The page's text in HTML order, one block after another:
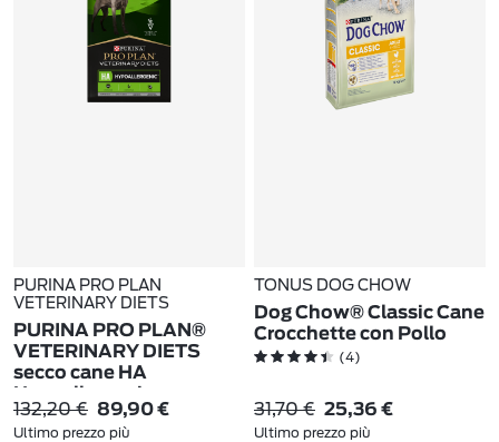
PURINA PRO PLAN
VETERINARY DIETS
PURINA PRO PLAN®
VETERINARY DIETS
secco cane HA
(2)
132,20 € 89,90 €
Ultimo prezzo più
TONUS DOG CHOW
Dog Chow® Classic Cane
Crocchette con Pollo
(4)
31,70 € 25,36 €
Ultimo prezzo più